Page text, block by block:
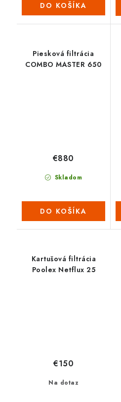
DO KOŠÍKA
Piesková filtrácia
COMBO MASTER 650
Skladom
€880
DO KOŠÍKA
Kartušová filtrácia
Poolex Netflux 25
Na dotaz
€150